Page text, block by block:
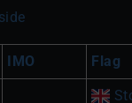
IMO Flag